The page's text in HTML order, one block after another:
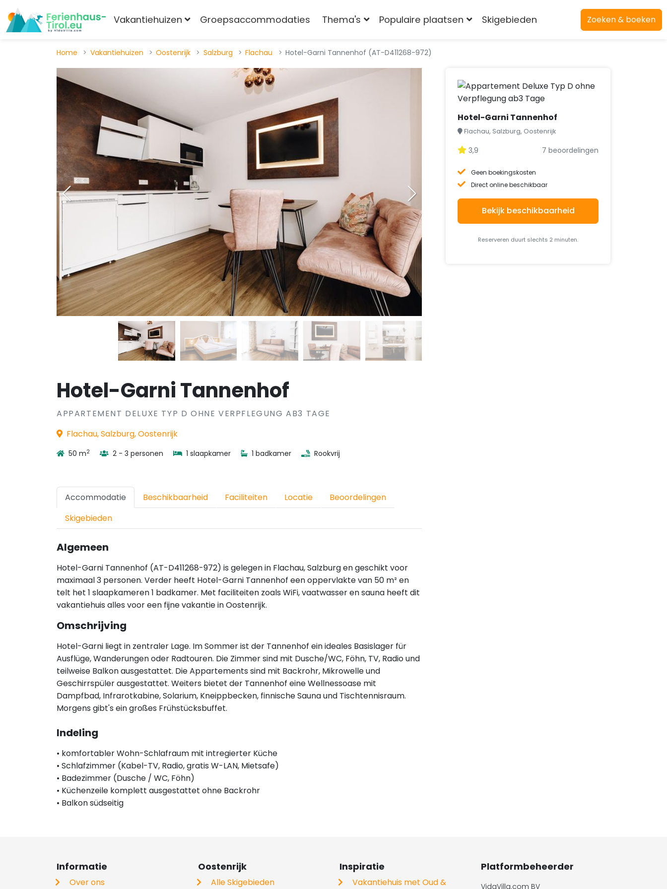
Vakantiehuizen Groepsaccommodaties Thema's Populaire plaatsen Skigebieden Zoeken & boeken
Home Vakantiehuizen Oostenrijk Salzburg Flachau Hotel-Garni Tannenhof (AT-D411268-972)
Hotel-Garni Tannenhof
APPARTEMENT DELUXE TYP D OHNE VERPFLEGUNG AB3 TAGE
Flachau, Salzburg, Oostenrijk
50 m2 2 - 3 personen 1 slaapkamer 1 badkamer Rookvrij
Accommodatie Beschikbaarheid Faciliteiten Locatie
Beoordelingen
Skigebieden
Algemeen
Hotel-Garni Tannenhof (AT-D411268-972) is gelegen in Flachau, Salzburg en geschikt voor
maximaal 3 personen. Verder heeft Hotel-Garni Tannenhof een oppervlakte van 50 m² en
telt het 1 slaapkameren 1 badkamer. Met faciliteiten zoals WiFi, vaatwasser en sauna heeft dit
vakantiehuis alles voor een fijne vakantie in Oostenrijk.
Omschrijving
Hotel-Garni liegt in zentraler Lage. Im Sommer ist der Tannenhof ein ideales Basislager für
Ausflüge, Wanderungen oder Radtouren. Die Zimmer sind mit Dusche/WC, Föhn, TV, Radio und
teilweise Balkon ausgestattet. Die Appartements sind mit Backrohr, Mikrowelle und
Geschirrspüler ausgestattet. Weiters bietet der Tannenhof eine Wellnessoase mit
Dampfbad, Infrarotkabine, Solarium, Kneippbecken, finnische Sauna und Tischtennisraum.
Morgens gibt's ein großes Frühstücksbuffet.
Indeling
• komfortabler Wohn-Schlafraum mit intregierter Küche
• Schlafzimmer (Kabel-TV, Radio, gratis W-LAN, Mietsafe)
• Badezimmer (Dusche / WC, Föhn)
• Küchenzeile komplett ausgestattet ohne Backrohr
• Balkon südseitig
Hotel-Garni Tannenhof
Flachau, Salzburg, Oostenrijk
3,9 7 beoordelingen
Geen boekingskosten
Direct online beschikbaar
Bekijk beschikbaarheid
Reserveren duurt slechts 2 minuten.
Informatie
Over ons
Oostenrijk
Alle Skigebieden
Inspiratie
Vakantiehuis met Oud &
Platformbeheerder
VidaVilla.com BV